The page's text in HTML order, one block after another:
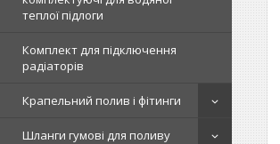
теплої підлоги
Комплект для підключення
радіаторів
Крапельний полив і фітинги
Шланги гумові для поливу